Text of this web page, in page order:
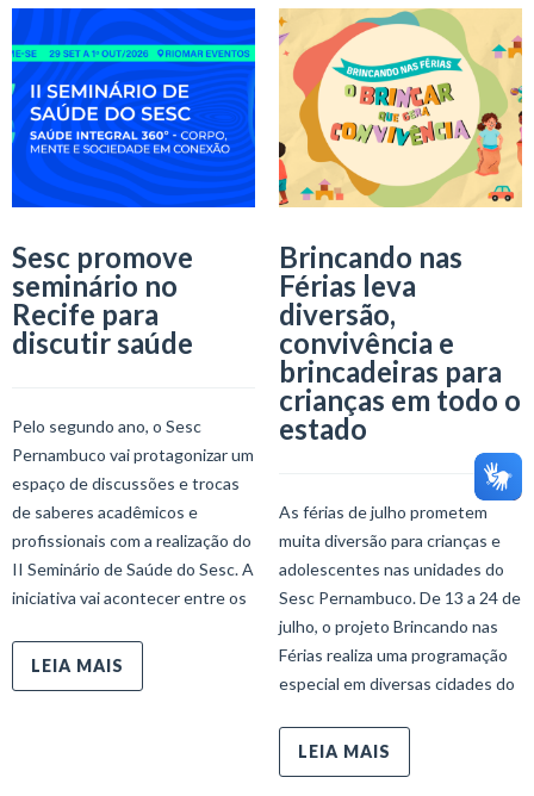
Sesc promove
seminário no
Recife para
discutir saúde
Pelo segundo ano, o Sesc
Pernambuco vai protagonizar um
espaço de discussões e trocas
de saberes acadêmicos e
profissionais com a realização do
II Seminário de Saúde do Sesc. A
iniciativa vai acontecer entre os
LEIA MAIS
Brincando nas
Férias leva
diversão,
convivência e
brincadeiras para
crianças em todo o
estado
As férias de julho prometem
muita diversão para crianças e
adolescentes nas unidades do
Sesc Pernambuco. De 13 a 24 de
julho, o projeto Brincando nas
Férias realiza uma programação
especial em diversas cidades do
LEIA MAIS